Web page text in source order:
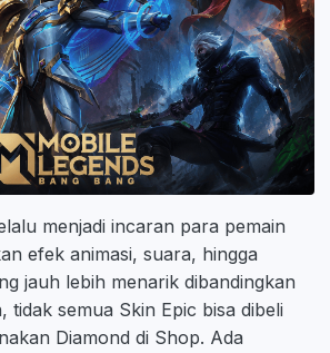
menjadi incaran para pemain
efek animasi, suara, hingga
jauh lebih menarik dibandingkan
tidak semua Skin Epic bisa dibeli
Diamond di Shop. Ada